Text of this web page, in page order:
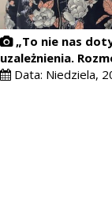
„To nie nas
uzależnienia.
Data: Niedziela,